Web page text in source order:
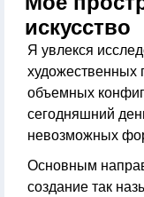
искусство
Я увлекся
художественных
объемных
сегодняшний
невозможных
Основным
создание так